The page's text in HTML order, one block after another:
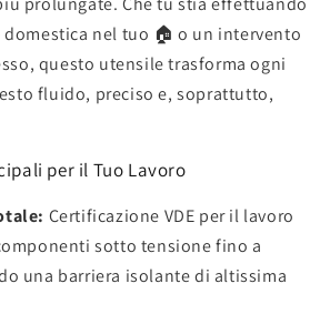
nel tuo 🏠 o un intervento
questo utensile trasforma ogni
fluido, preciso e, soprattutto,
per il Tuo Lavoro
Certificazione VDE per il lavoro
sotto tensione fino a
una barriera isolante di altissima